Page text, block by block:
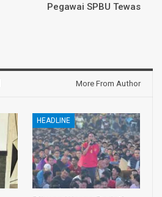
Pegawai SPBU Tewas
More From Author
HEADLINE